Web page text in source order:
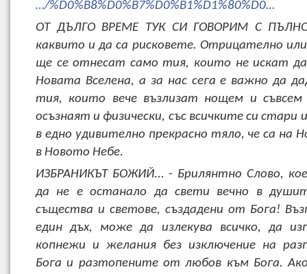
…/%D0%B8%D0%B7%D0%B1%D1%80%D0…
ОТ ДЪЛГО ВРЕМЕ ТУК СИ ГОВОРИМ С ПЪЛНО
каквито и да са рисковете. Отрицателно или
ще се отнесат само тия, които не искат
Новата Вселена, а за нас сега е важно да
тия, които вече възлизат нощем и съвсем
осъзнаят и физически, със всичките си стари
в едно удивително прекрасно тяло, че са на
в Новото Небе.
ИЗБРАНИКЪТ БОЖИЙ... - Брилянтно Слово,
да не е останало да свети вечно в
същества и светове, създадени от Бога!
един дъх, може да излекува всичко, да
копнежи и желания без изключение на
Бога и разтопените от любов към Бога.